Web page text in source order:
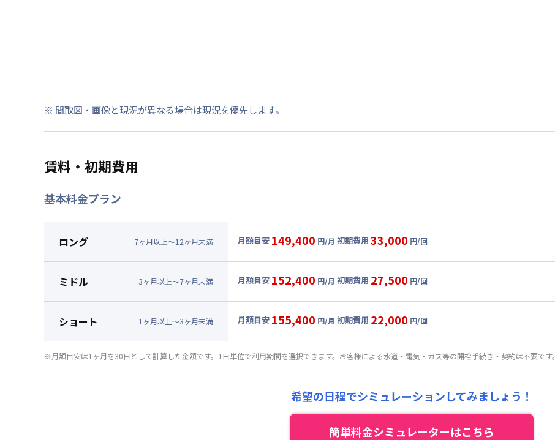
※ 間取図・画像と現況が異なる場合は現況を優先します。
賃料・初期費用
基本料金プラン
ロング 7ヶ月以上～12ヶ月未満 月額目安 149,400 円/月 初期費用 33,000 円/回
99,000円/月 (3,300円/日)
光熱費他 : 24,000円/月 (800円/日) (税抜)
清掃料他 : 25,000円/回 (税抜)
その他費用 :
管理費: 24,000円/月 (800円/日)
ミドル 3ヶ月以上～7ヶ月未満 月額目安 152,400 円/月 初期費用 27,500 円/回
102,000円/月 (3,400円/日)
光熱費他 : 24,000円/月 (800円/日) (税抜)
清掃料他 : 20,000円/回 (税抜)
24,000円/月 (800円/日)
契約事務手数料 : 5,000円/回 (税抜)
ショート 1 ヶ月以上～3ヶ月未満 月額目安 155,400 円/月 初期費用 22,000 円/回
月額賃料目安(30日利用)
15,000円/回 (税抜)
24,000円/月 (800円/日)
※月額目安は1ヶ月を30日として計算した金額です。1日単位で利用期間を選択できます。お客様による水道・電気・ガス等の開栓手続き・契約は不要です。
希望の日程でシミュレーションしてみましょう！
簡単料金シミュレーターはこちら